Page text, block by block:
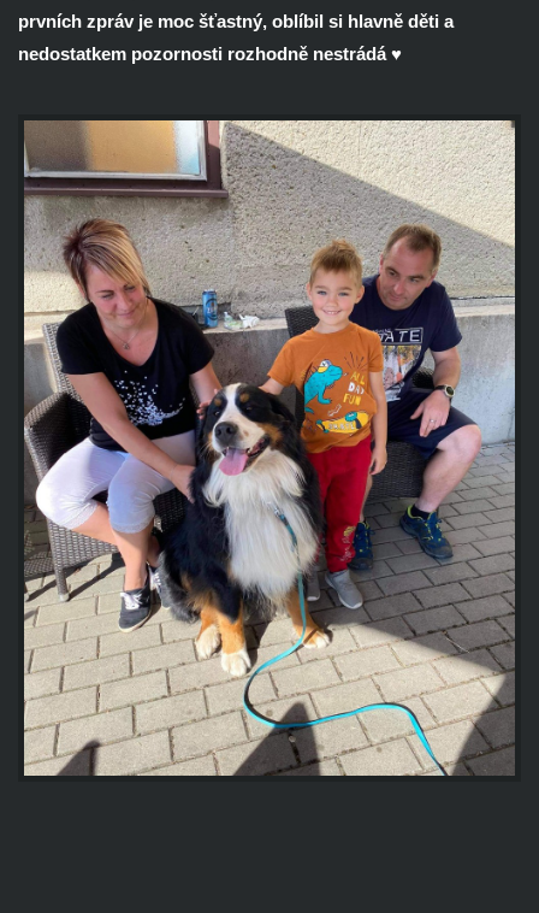
prvních zpráv je moc šťastný, oblíbil si hlavně děti a
nedostatkem pozornosti rozhodně nestrádá ♥